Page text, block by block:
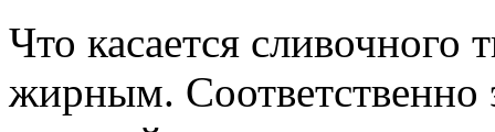
Что касается сливочного
жирным. Соответственно